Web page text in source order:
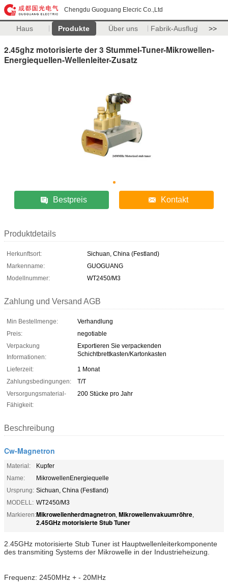
Chengdu Guoguang Elecric Co.,Ltd
Haus Produkte Über uns Fabrik-Ausflug >>
2.45ghz motorisierte der 3 Stummel-Tuner-Mikrowellen-
Energiequellen-Wellenleiter-Zusatz
Bestpreis Kontakt
Produktdetails
Herkunftsort:
Sichuan, China (Festland)
Markenname:
GUOGUANG
Modellnummer:
WT2450/M3
Zahlung und Versand AGB
Min Bestellmenge:
Verhandlung
Preis:
negotiable
Verpackung
Informationen:
Exportieren Sie verpackenden
Schichtbrettkasten/Kartonkasten
Lieferzeit:
1 Monat
Zahlungsbedingungen:
T/T
Versorgungsmaterial-
Fähigkeit:
200 Stücke pro Jahr
Beschreibung
Cw-Magnetron
Material:
Kupfer
Name:
MikrowellenEnergiequelle
Ursprung: Sichuan, China (Festland)
MODELL: WT2450/M3
Markieren:Mikrowellenherdmagnetron, Mikrowellenvakuumröhre,
2.45GHz motorisierte Stub Tuner
2.45GHz motorisierte Stub Tuner ist Hauptwellenleiterkomponente
des transmiting Systems der Mikrowelle in der Industrieheizung.
Frequenz: 2450MHz + - 20MHz